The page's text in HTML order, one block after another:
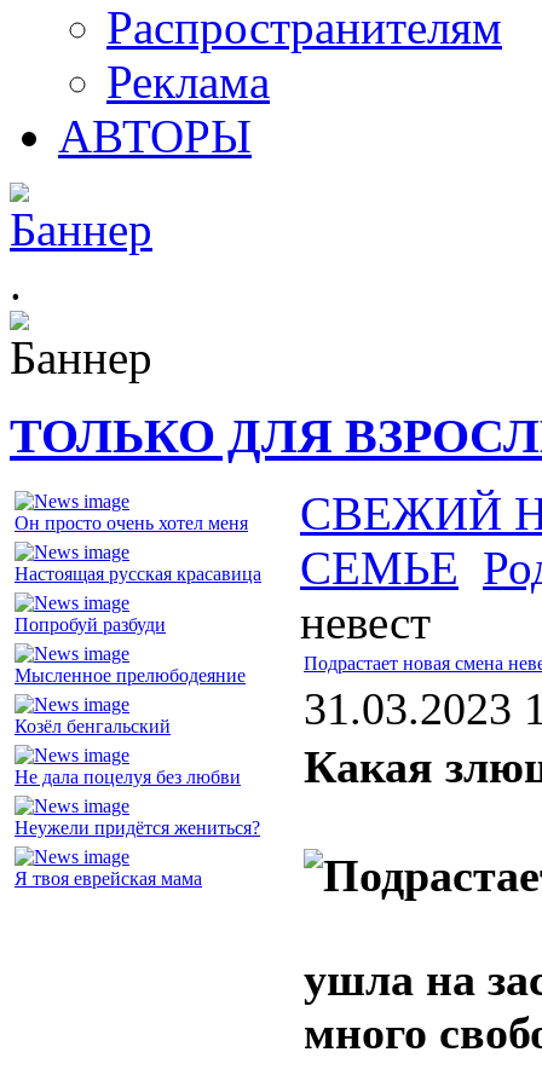
Распространителям
Реклама
АВТОРЫ
.
ТОЛЬКО ДЛЯ
Он просто очень хотел меня
Настоящая русская красавица
Попробуй разбуди
Мысленное прелюбодеяние
Козёл бенгальский
Не дала поцелуя без любви
Неужели придётся жениться?
Я твоя еврейская мама
СВЕЖИЙ
СЕМЬЕ
невест
Подрастает новая смена
31.03.2023
Какая
ушла на
много